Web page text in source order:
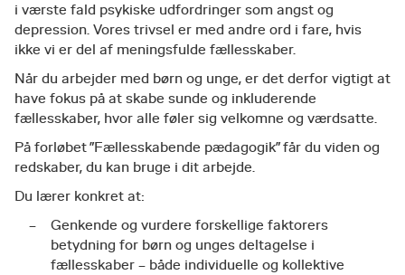
i værste fald psykiske udfordringer som angst og
depression. Vores trivsel er med andre ord i fare, hvis
ikke vi er del af meningsfulde fællesskaber.
Når du arbejder med børn og unge, er det derfor vigtigt at
have fokus på at skabe sunde og inkluderende
fællesskaber, hvor alle føler sig velkomne og værdsatte.
På forløbet ”Fællesskabende pædagogik” får du viden og
redskaber, du kan bruge i dit arbejde.
Du lærer konkret at:
Genkende og vurdere forskellige faktorers
betydning for børn og unges deltagelse i
fællesskaber – både individuelle og kollektive